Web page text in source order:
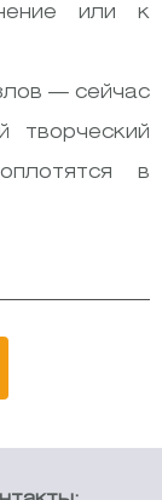
или к
— сейчас
творческий
в